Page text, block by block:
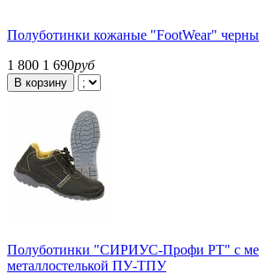
Полуботинки кожаные "FootWear"
1 800 1 690руб
В корзину
Полуботинки "СИРИУС-Профи РТ" с
металлостелькой ПУ-ТПУ